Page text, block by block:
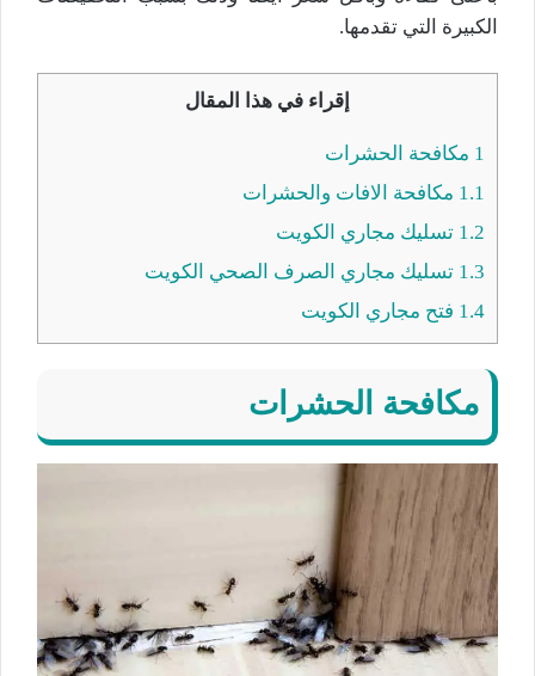
الكبيرة التي تقدمها.
إقراء في هذا المقال
1 مكافحة الحشرات
1.1 مكافحة الافات والحشرات
1.2 تسليك مجاري الكويت
1.3 تسليك مجاري الصرف الصحي الكويت
1.4 فتح مجاري الكويت
مكافحة الحشرات